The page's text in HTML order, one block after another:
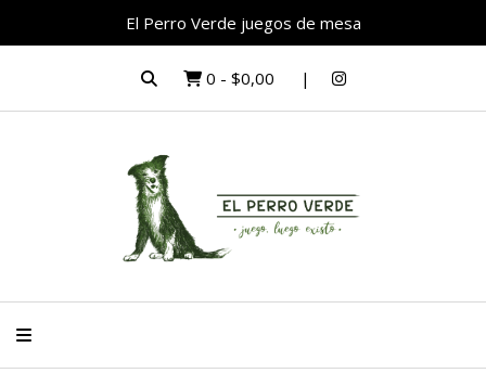
El Perro Verde juegos de mesa
0 - $0,00